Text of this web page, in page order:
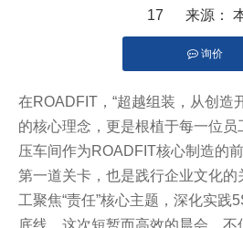
17 来源：
询价
在ROADFIT，“超越组装，从创造
的核心理念，更是根植于每一位
压车间作为ROADFIT核心制造的
第一道关卡，也是践行企业文化的
工聚焦“责任”核心主题，深化实践